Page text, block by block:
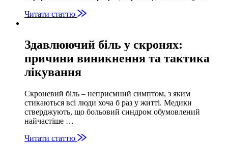
Читати статтю
Здавлюючий біль у скронях:
причини виникнення та тактика
лікування
Скроневий біль – неприємний симптом, з яким
стикаються всі люди хоча б раз у житті. Медики
стверджують, що больовий синдром обумовлений
найчастіше …
Читати статтю